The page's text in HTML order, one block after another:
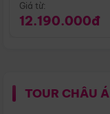
Giá từ:
12.190.000đ
TOUR CHÂU Á